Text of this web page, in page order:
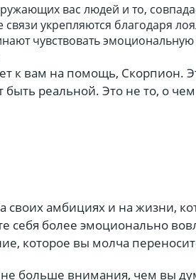
вас людей и то,
укрепляются благодаря
чувствовать эмоциональную
к вам на помощь, Скорпион.
реальной. Это не то, о
своих амбициях и на жизни,
себя более эмоционально
которое вы молча
больше внимания, чем вы